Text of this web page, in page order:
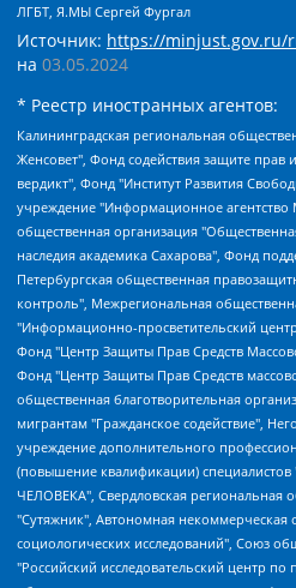
ЛГБТ, Я.МЫ Сергей Фургал
Источник: https://minjust.gov.ru/
на 03.05.2024
* Реестр иностранных агентов:
Калининградская региональная общественная организация "Экозащита!-Женсовет", Фонд содействия защите прав и свобод граждан "Общественный вердикт", Фонд "Институт Развития Свободы Информации", Частное учреждение "Информационное агентство МЕМО. РУ", Региональная общественная организация "Общественная комиссия по сохранению наследия академика Сахарова", Фонд поддержки свободы прессы, Санкт-Петербургская общественная правозащитная организация "Гражданский контроль", Межрегиональная общественная организация "Информационно-просветительский центр "Мемориал", Региональный Фонд "Центр Защиты Прав Средств Массовой Информации", с 05.12.2023 Фонд "Центр Защиты Прав Средств массовой информации", Региональная общественная благотворительная организация помощи беженцам и мигрантам "Гражданское содействие", Негосударственное образовательное учреждение дополнительного профессионального образования (повышение квалификации) специалистов "АКАДЕМИЯ ПО ПРАВАМ ЧЕЛОВЕКА", Свердловская региональная общественная организация "Сутяжник", Автономная некоммерческая организация "Центр независимых социологических исследований", Союз общественных объединений "Российский исследовательский центр по правам человека", Региональное общественное учреждение научно-информационный центр "МЕМОРИАЛ", Некоммерческая организация "Фонд защиты гласности", Автономная некоммерческая организация "Институт прав человека", Городская общественная организация "Екатеринбургское общество "МЕМОРИАЛ", Городская общественная организация "Рязанское историко-просветительское и правозащитное общество "Мемориал" (Рязанский Мемориал), Челябинский региональный орган общественной самодеятельности – женское общественное объединение "Женщины Евразии", Челябинский региональный орган общественной самодеятельности "Уральская правозащитная группа", Фонд содействия защите здоровья и социальной справедливости имени Андрея Рылькова, Автономная Некоммерческая Организация "Аналитический Центр Юрия Левады", Автономная некоммерческая организация социальной поддержки населения "Проект Апрель", Региональная общественная организация помощи женщинам и детям, находящимся в кризисной ситуации "Информационно-методический центр "Анна", Фонд содействия развитию массовых коммуникаций и правовому просвещению "Так-так-Так", Фонд содействия устойчивому развитию "Серебряная тайга", Свердловский региональный общественный фонд социальных проектов "Новое время", "Idel.Реалии", Кавказ.Реалии, Крым.Реалии, Телеканал Настоящее Время, Татаро-башкирская служба Радио Свобода (Azatliq Radiosi), Радио Свободная Европа/Радио Свобода (PCE/PC), "Сибирь.Реалии", "Фактограф", Благотворительный фонд помощи осужденным и их семьям, Автономная некоммерческая организация "Институт глобализации и социальных движений", Фонд "В защиту прав заключенных", Частное учреждение "Центр поддержки и содействия развитию средств массовой информации", Пензенский региональный общественный благотворительный фонд "Гражданский союз", "Север.Реалии", Некоммерческая организация Фонд "Правовая инициатива", Общество с ограниченной ответственностью "Радио Свободная Европа/Радио Свобода", Чешское информационное агентство "MEDIUM-ORIENT", Красноярская региональная общественная организация "Мы против СПИДа", Камалягин Денис Николаевич, Маркелов Сергей Евгеньевич, Пономарев Лев Александрович, Савицкая Людмила Алексеевна, Автономная некоммерческая организация "Центр по работе с проблемой насилия "НАСИЛИЮ.НЕТ", Межрегиональный профессиональный союз работников здравоохранения "Альянс врачей", Юридическое лицо, зарегистрированное в Латвийской Республике, SIA "Medusa Project" (регистрационный номер 40103797863, дата регистрации 10.06.2014), Некоммерческая организация "Фонд по борьбе с коррупцией", Автономная некоммерческая организация "Институт права и публичной политики", Баданин Роман Сергеевич, Гликин Максим Александрович, Железнова Мария Михайловна, Лукьянова Юлия Сергеевна, Маетная Елизавета Витальевна, Маняхин Петр Борисович, Чуракова Ольга Владимировна, Ярош Юлия Петровна, Юридическое лицо "The Insider SIA", зарегистрированное в Риге, Латвийская Республика (дата регистрации 26.06.2015), являющееся администратором доменного имени интернет-издания "The Insider SIA", https://theins.ru, Постернак Алексей Евгеньевич, Рубин Михаил Аркадьевич, Анин Роман Александрович, Юридическое лицо Istories fonds, зарегистрированное в Латвийской Республике (регистрационный номер 50008295751, дата регистрации 24.02.2020), Великовский Дмитрий Александрович, Долинина Ирина Николаевна, Мароховская Алеся Алексеевна, Шлейнов Роман Юрьевич, Шмагун Олеся Валентиновна, Общество с ограниченной ответственностью "Альтаир 2021", Общество с ограниченной ответственностью "Вега 2021", Общество с ограниченной ответственностью "Главный редактор 2021", Общество с ограниченной ответственностью "Ромашки монолит", Важенков Артем Валерьевич, Ивановская областная общественная организация "Центр гендерных исследований", Гурман Юрий Альбертович, Медиапроект "ОВД-Инфо", Егоров Владимир Владимирович, Жилинский Владимир Александрович, Общество с ограниченной ответственностью "ЗП", Иванова София Юрьевна, Карезина Инна Павловна, Кильтау Екатерина Викторовна, Петров Алексей Викторович, Пискунов Сергей Евгеньевич, Смирнов Сергей Сергеевич, Тихонов Михаил Сергеевич, Общество с ограниченной ответственностью "ЖУРНАЛИСТ-ИНОСТРАННЫЙ АГЕНТ", Арапова Галина Юрьевна, Вольтская Татьяна Анатольевна, Американская компания "Mason G.E.S. Anonymous Foundation" (США), являющаяся владельцем интернет-издания https://mnews.world/, Компания "Stichting Bellingcat", зарегистрированная в Нидерландах (дата регистрации 11.07.2018), Захаров Андрей Вячеславович, Клепиковская